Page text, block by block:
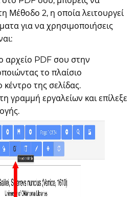
Μέθοδο 2, η οποία λειτουργεί
για να χρησιμοποιήσεις
αρχείο PDF σου στην
το πλαίσιο
της σελίδας.
γραμμή εργαλείων και επίλεξε